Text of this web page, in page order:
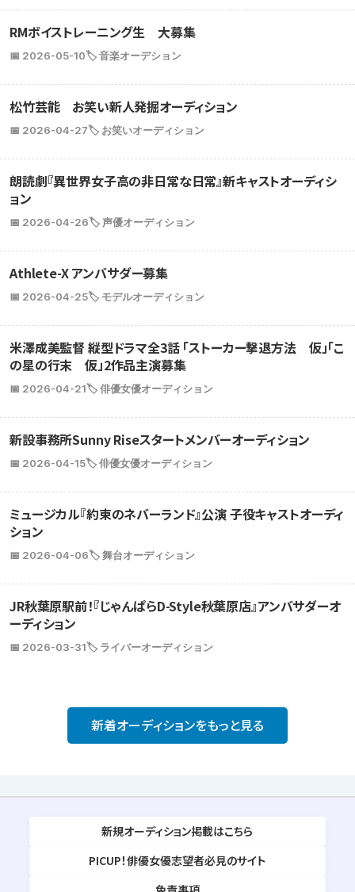
RMボイストレーニング生 大募集
📅 2026-05-10🏷️ 音楽オーデション
松竹芸能 お笑い新人発掘オーディション
📅 2026-04-27🏷️ お笑いオーディション
朗読劇『異世界女子高の非日常な日常』新キャストオーディシ
ョン
📅 2026-04-26🏷️ 声優オーディション
Athlete-X アンバサダー募集
📅 2026-04-25🏷️ モデルオーディション
米澤成美監督 縦型ドラマ全3話 「ストーカー撃退方法 仮」「こ
の星の行末 仮」2作品主演募集
📅 2026-04-21🏷️ 俳優女優オーディション
新設事務所Sunny Riseスタートメンバーオーディション
📅 2026-04-15🏷️ 俳優女優オーディション
ミュージカル『約束のネバーランド』公演 子役キャストオーディ
ション
📅 2026-04-06🏷️ 舞台オーディション
JR秋葉原駅前！『じゃんぱらD-Style秋葉原店』アンバサダーオ
ーディション
📅 2026-03-31🏷️ ライバーオーディション
新着オーディションをもっと見る
新規オーディション掲載はこちら
PICUP！俳優女優志望者必見のサイト